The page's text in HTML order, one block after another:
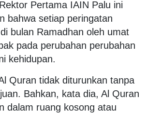
Pertama IAIN Palu ini
bahwa setiap peringatan
bulan Ramadhan oleh umat
pada perubahan perubahan
kehidupan.
Quran tidak diturunkan tanpa
Bahkan, kata dia, Al Quran
dalam ruang kosong atau